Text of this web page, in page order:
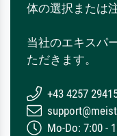
体の選択または
当社のエキスパ
ただきます。
+43 4257
Mo-Do: 7:00 -